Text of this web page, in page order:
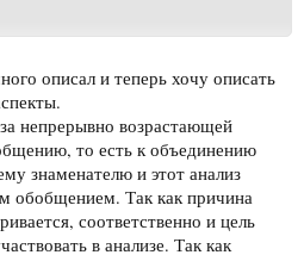
описал и теперь хочу описать
непрерывно возрастающей
то есть к объединению
знаменателю и этот анализ
обобщением. Так как причина
соответственно и цель
в анализе. Так как